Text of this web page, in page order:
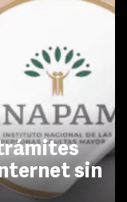
sin